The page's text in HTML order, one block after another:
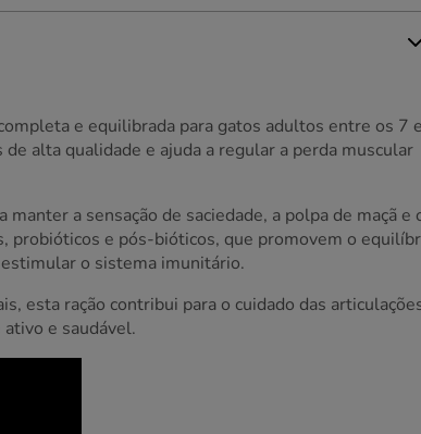
e equilibrada para gatos adultos entre os 7
alta qualidade e ajuda a regular a perda muscular
a sensação de saciedade, a polpa de maçã e
e pós-bióticos, que promovem o
o sistema imunitário.
esta ração contribui para o cuidado das
e saudável.